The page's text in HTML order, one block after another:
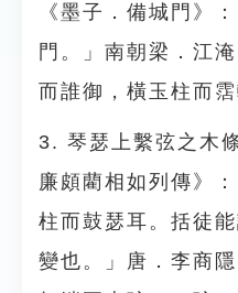
《墨子．備城門》
門。」南朝梁．江
而誰御，橫玉柱而霑
3. 琴瑟上繫弦之木
廉頗藺相如列傳》
柱而鼓瑟耳。括徒
變也。」唐．李商